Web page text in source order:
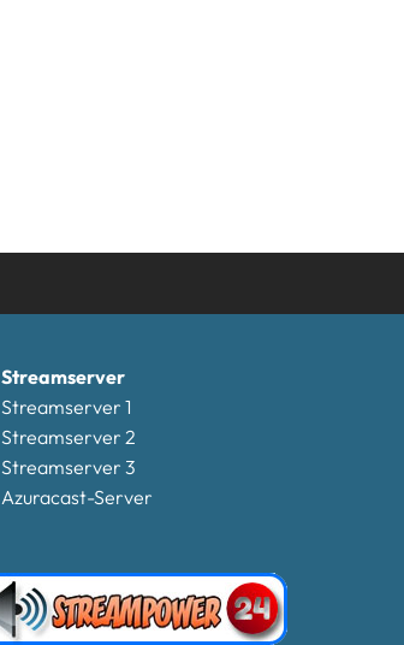
Streamserver
Streamserver 1
Streamserver 2
Streamserver 3
Azuracast-Server